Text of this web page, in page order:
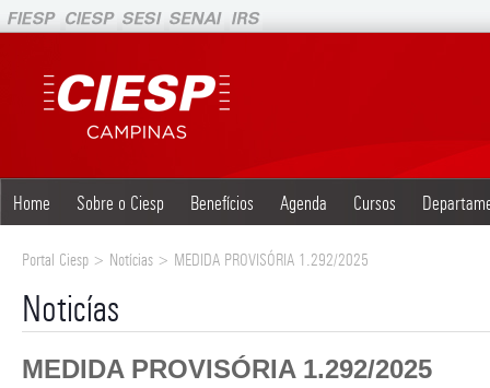
Home Sobre o Ciesp Benefícios Agenda Cursos
Portal Ciesp > Notícias > MEDIDA PROVISÓRIA 1.292/2025
Noticías
MEDIDA PROVISÓRIA 1.292/2025